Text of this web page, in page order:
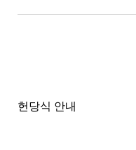
헌당식 안내